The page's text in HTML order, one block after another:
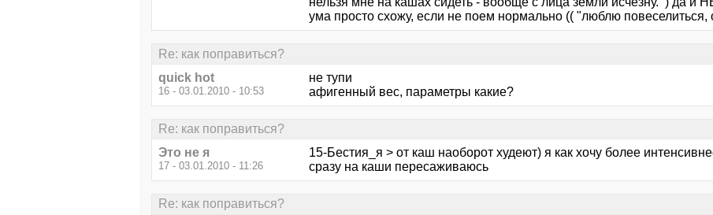
ума просто схожу, если не поем нормально (( "люблю повеселиться,
Re: как поправиться?
quick hot
16 - 03.01.2010 - 10:53
не тупи
афигенный вес, параметры какие?
Re: как поправиться?
Это не я
17 - 03.01.2010 - 11:26
15-Бестия_я > от каш наоборот худеют) я как хочу более
сразу на каши пересаживаюсь
Re: как поправиться?